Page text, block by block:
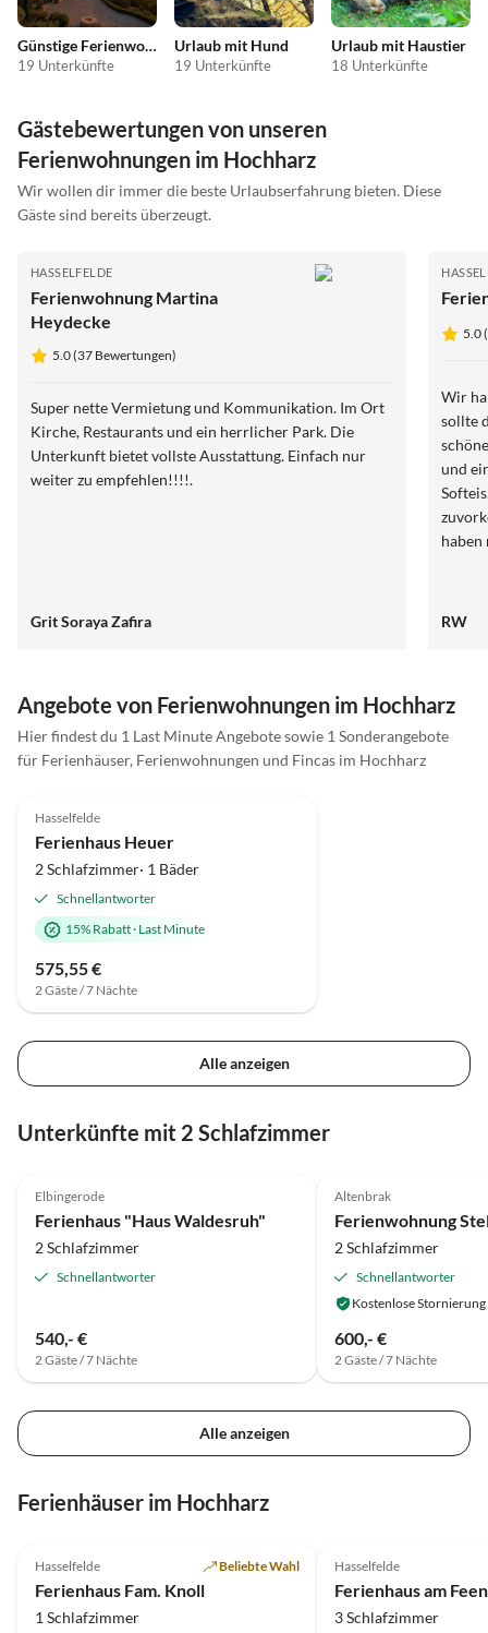
Günstige Ferienwohnungen
19 Unterkünfte
Urlaub mit Hund
19 Unterkünfte
Urlaub mit Haustier
18 Unterkünfte
Gästebewertungen von unseren
Ferienwohnungen im Hochharz
Wir wollen dir immer die beste Urlaubserfahrung bieten. Diese
Gäste sind bereits überzeugt.
HASSELFELDE
Ferienwohnung Martina
Heydecke
5.0 (37 Bewertungen)
Super nette Vermietung und Kommunikation. Im Ort
Kirche, Restaurants und ein herrlicher Park. Die
Unterkunft bietet vollste Ausstattung. Einfach nur
weiter zu empfehlen!!!!.
Grit Soraya Zafira
5.0
Wir
sollte
und
haben
RW
Angebote von Ferienwohnungen im Hochharz
Hier findest du 1 Last Minute Angebote sowie 1 Sonderangebote
für Ferienhäuser, Ferienwohnungen und Fincas im Hochharz
Hasselfelde
Ferienhaus Heuer
2 Schlafzimmer· 1 Bäder
Schnellantworter
15% Rabatt· Last Minute
575,55 €
2 Gäste / 7 Nächte
Alle anzeigen
Unterkünfte mit 2 Schlafzimmer
Elbingerode
Ferienhaus "Haus Waldesruh"
2 Schlafzimmer
Schnellantworter
540,- €
2 Gäste / 7 Nächte
Altenbrak
Ferienwohnung
2 Schlafzimmer
Schnellantworter
Kostenlose Stornierung
600,- €
2 Gäste / 7 Nächte
Alle anzeigen
Ferienhäuser im Hochharz
Hasselfelde Beliebte Wahl
Ferienhaus Fam. Knoll
1 Schlafzimmer
Hasselfelde
Ferienhaus am
3 Schlafzimmer